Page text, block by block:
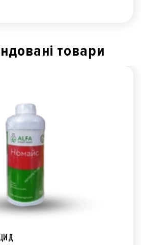
товари